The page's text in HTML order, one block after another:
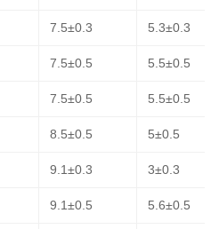
7.5±0.3 5.3±0.3
7.5±0.5 5.5±0.5
7.5±0.5 5.5±0.5
8.5±0.5 5±0.5
9.1±0.3 3±0.3
9.1±0.5 5.6±0.5